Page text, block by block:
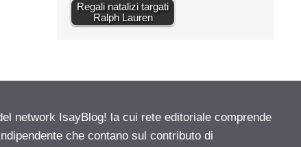
Regali natalizi targati
Ralph Lauren
network IsayBlog! la cui rete editoriale comprende
che contano sul contributo di